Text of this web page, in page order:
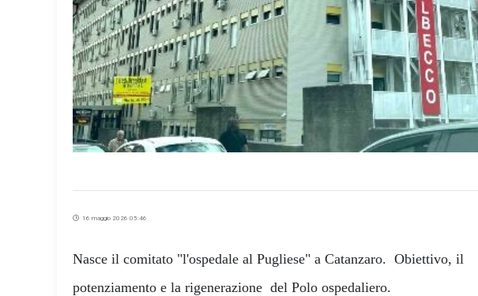
16 maggio 2026 05:46
Nasce il comitato "l'ospedale al Pugliese" a Catanzaro. Obiettivo, il
potenziamento e la rigenerazione del Polo ospedaliero.